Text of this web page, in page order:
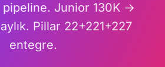
pipeline. Junior 130K →
Pillar 22+221+227
entegre.